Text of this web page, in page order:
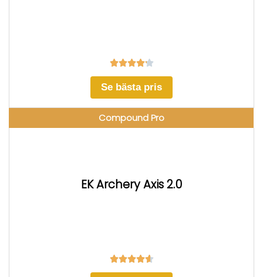

Se bästa pris
Compound Pro
EK Archery Axis 2.0
